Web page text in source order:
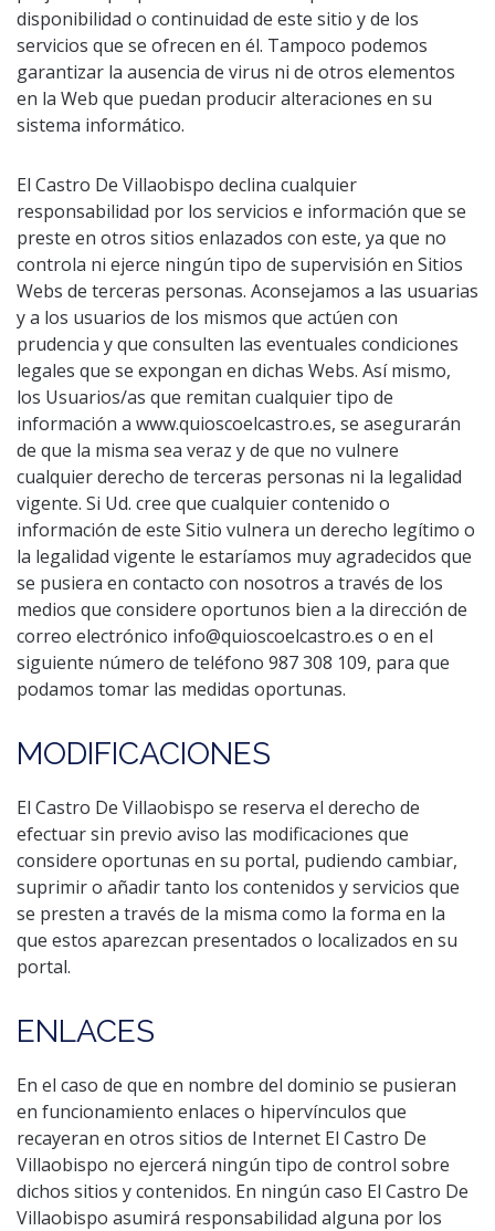
disponibilidad o continuidad de este sitio y de los
servicios que se ofrecen en él. Tampoco podemos
garantizar la ausencia de virus ni de otros elementos
en la Web que puedan producir alteraciones en su
sistema informático.
El Castro De Villaobispo declina cualquier
responsabilidad por los servicios e información que se
preste en otros sitios enlazados con este, ya que no
controla ni ejerce ningún tipo de supervisión en Sitios
Webs de terceras personas. Aconsejamos a las usuarias
y a los usuarios de los mismos que actúen con
prudencia y que consulten las eventuales condiciones
legales que se expongan en dichas Webs. Así mismo,
los Usuarios/as que remitan cualquier tipo de
información a www.quioscoelcastro.es, se asegurarán
de que la misma sea veraz y de que no vulnere
cualquier derecho de terceras personas ni la legalidad
vigente. Si Ud. cree que cualquier contenido o
información de este Sitio vulnera un derecho legítimo o
la legalidad vigente le estaríamos muy agradecidos que
se pusiera en contacto con nosotros a través de los
medios que considere oportunos bien a la dirección de
correo electrónico info@quioscoelcastro.es o en el
siguiente número de teléfono 987 308 109, para que
podamos tomar las medidas oportunas.
MODIFICACIONES
El Castro De Villaobispo se reserva el derecho de
efectuar sin previo aviso las modificaciones que
considere oportunas en su portal, pudiendo cambiar,
suprimir o añadir tanto los contenidos y servicios que
se presten a través de la misma como la forma en la
que estos aparezcan presentados o localizados en su
portal.
ENLACES
En el caso de que en nombre del dominio se pusieran
en funcionamiento enlaces o hipervínculos que
recayeran en otros sitios de Internet El Castro De
Villaobispo no ejercerá ningún tipo de control sobre
dichos sitios y contenidos. En ningún caso El Castro De
Villaobispo asumirá responsabilidad alguna por los